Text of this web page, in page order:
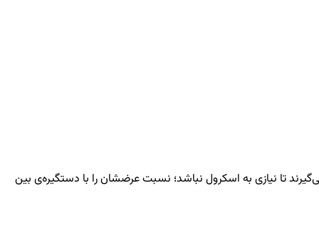
تا نیازی به اسکرول نباشد؛ نسبت عرضشان را با دستگیره‌ی بین